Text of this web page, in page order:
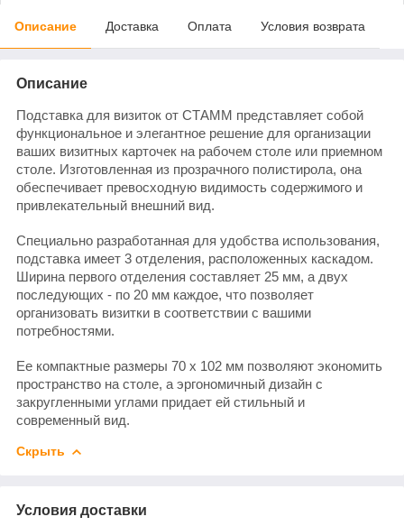
Описание Доставка Оплата Условия возврата
Описание
Подставка для визиток от СТАММ представляет собой
функциональное и элегантное решение для организации
ваших визитных карточек на рабочем столе или приемном
столе. Изготовленная из прозрачного полистирола, она
обеспечивает превосходную видимость содержимого и
привлекательный внешний вид.
Специально разработанная для удобства использования,
подставка имеет 3 отделения, расположенных каскадом.
Ширина первого отделения составляет 25 мм, а двух
последующих - по 20 мм каждое, что позволяет
организовать визитки в соответствии с вашими
потребностями.
Ее компактные размеры 70 х 102 мм позволяют экономить
пространство на столе, а эргономичный дизайн с
закругленными углами придает ей стильный и
современный вид.
Скрыть
Условия доставки